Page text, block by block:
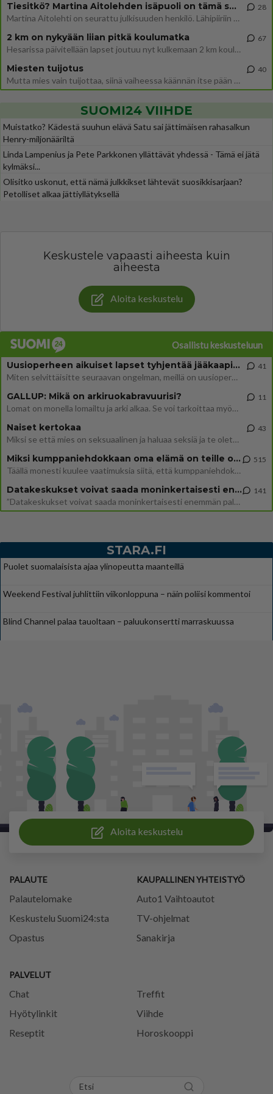
Tiesitkö? Martina Aitolehden isäpuoli on tämä suosittu laulaja
Martina Aitolehti on seurattu julkisuuden henkilö. Lähipiiriin mahtuu muitakin tunnettuja henkilöitä. Tiesitkö, että Ma
28
2 km on nykyään liian pitkä koulumatka
Hesarissa päivitellään lapset joutuu nyt kulkemaan 2 km kouluun jösses. Ruostefillarilla tuo matka menee vaikka miten äk
67
Miesten tuijotus
Mutta mies vain tuijottaa, siinä vaiheessa käännän itse pään pois. Mikä juttu? Yleensä jos joku tuijottaa tai katsoo, hä
40
SUOMI24 VIIHDE
Muistatko? Kädestä suuhun elävä Satu sai jättimäisen rahasalkun
Henry-miljonääriltä
Linda Lampenius ja Pete Parkkonen yllättävät yhdessä - Tämä ei jätä
kylmäksi...
Olisitko uskonut, että nämä julkkikset lähtevät suosikkisarjaan?
Petolliset alkaa jättiyllätyksellä
Keskustele vapaasti aiheesta kuin
aiheesta
Aloita keskustelu
Osallistu keskusteluun
Uusioperheen aikuiset lapset tyhjentää jääkaapin käydessään
Miten selvittäisitte seuraavan ongelman, meillä on uusioperhe, minulla teini-ikäiset lapset ja puolisolla aikuiset, jotk
41
GALLUP: Mikä on arkiruokabravuurisi?
Lomat on monella lomailtu ja arki alkaa. Se voi tarkoittaa myös sitä, että grillailut on grillattu ja palataan arjen ruo
11
Naiset kertokaa
Miksi se että mies on seksuaalinen ja haluaa seksiä ja te olette hänen mielestänne haluttava on vastenmielistä? Mikä sii
43
Miksi kumppaniehdokkaan oma elämä on teille ongelma?
Täällä monesti kuulee vaatimuksia siitä, että kumppaniehdokkaalla ei saisi olla lemmikkejä, lapsia, kavereita, eksiä, su
515
Datakeskukset voivat saada moninkertaisesti enemmän palautuksia kuin mitä ne maksavat veroja
”Datakeskukset voivat saada moninkertaisesti enemmän palautuksia kuin mitä ne maksavat veroja”, sanoo professori Jussi K
141
STARA.FI
Puolet suomalaisista ajaa ylinopeutta maanteillä
Weekend Festival juhlittiin viikonloppuna – näin poliisi kommentoi
Blind Channel palaa tauoltaan – paluukonsertti marraskuussa
Aloita keskustelu
PALAUTE
Palautelomake
Keskustelu Suomi24:sta
Opastus
PALVELUT
Chat
Treffit
Hyötylinkit
Viihde
Reseptit
Horoskooppi
KAUPALLINEN YHTEISTYÖ
Auto1 Vaihtoautot
TV-ohjelmat
Sanakirja